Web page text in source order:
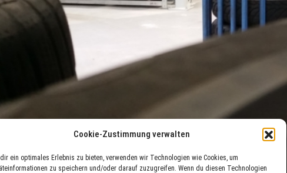
Cookie-Zustimmung verwalten
ein optimales Erlebnis zu bieten, verwenden wir Technologien wie Cookies, um
zu speichern und/oder darauf zuzugreifen. Wenn du diesen Technologien